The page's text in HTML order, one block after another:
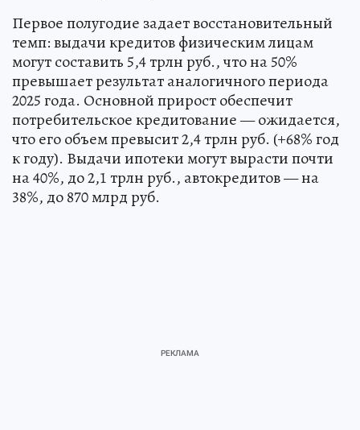
Первое полугодие задает восстановительный
темп: выдачи кредитов физическим лицам
могут составить 5,4 трлн руб., что на 50%
превышает результат аналогичного периода
2025 года. Основной прирост обеспечит
потребительское кредитование — ожидается,
что его объем превысит 2,4 трлн руб. (+68% год
к году). Выдачи ипотеки могут вырасти почти
на 40%, до 2,1 трлн руб., автокредитов — на
38%, до 870 млрд руб.